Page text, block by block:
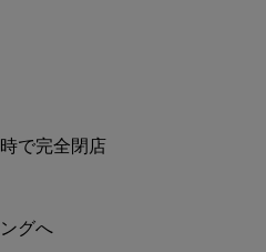
で完全閉店
グへ